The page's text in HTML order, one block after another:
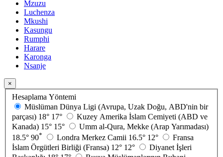
Mzuzu
Luchenza
Mkushi
Kasungu
Rumphi
Harare
Karonga
Nsanje
×
Hesaplama Yöntemi
Müslüman Dünya Ligi (Avrupa, Uzak Doğu, ABD'nin bir
parçası) 18° 17°
Kuzey Amerika İslam Cemiyeti (ABD ve
Kanada) 15° 15°
Umm al-Qura, Mekke (Arap Yarımadası)
18.5° 90* Londra Merkez Camii 16.5° 12°
Fransa
İslam Örgütleri Birliği (Fransa) 12° 12°
Diyanet İşleri